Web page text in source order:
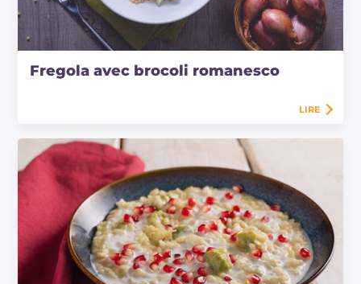
Fregola avec brocoli romanesco
LIRE